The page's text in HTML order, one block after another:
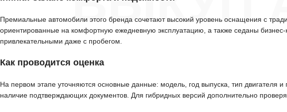
Премиальные автомобили этого бренда сочетают высокий уровень оснащения с
ориентированные на комфортную ежедневную эксплуатацию, а также седаны
привлекательными даже с пробегом.
Как проводится оценка
На первом этапе уточняются основные данные: модель, год выпуска, тип двигателя
наличие подтверждающих документов. Для гибридных версий дополнительно